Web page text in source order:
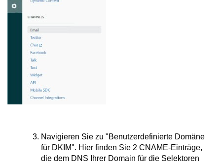
Navigieren Sie zu "Benutzerdefinierte Domäne
für DKIM". Hier finden Sie 2 CNAME-Einträge,
die dem DNS Ihrer Domain für die Selektoren